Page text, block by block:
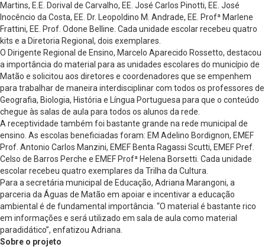
Martins, E.E. Dorival de Carvalho, EE. José Carlos Pinotti, EE. José
Inocêncio da Costa, EE. Dr. Leopoldino M. Andrade, EE. Profª Marlene
Frattini, EE. Prof. Odone Belline. Cada unidade escolar recebeu quatro
kits e a Diretoria Regional, dois exemplares.
O Dirigente Regional de Ensino, Marcelo Aparecido Rossetto, destacou
a importância do material para as unidades escolares do município de
Matão e solicitou aos diretores e coordenadores que se empenhem
para trabalhar de maneira interdisciplinar com todos os professores de
Geografia, Biologia, História e Língua Portuguesa para que o conteúdo
chegue às salas de aula para todos os alunos da rede.
A receptividade também foi bastante grande na rede municipal de
ensino. As escolas beneficiadas foram: EM Adelino Bordignon, EMEF
Prof. Antonio Carlos Manzini, EMEF Benta Ragassi Scutti, EMEF Pref.
Celso de Barros Perche e EMEF Profª Helena Borsetti. Cada unidade
escolar recebeu quatro exemplares da Trilha da Cultura.
Para a secretária municipal de Educação, Adriana Marangoni, a
parceria da Águas de Matão em apoiar e incentivar a educação
ambiental é de fundamental importância. “O material é bastante rico
em informações e será utilizado em sala de aula como material
paradidático”, enfatizou Adriana.
Sobre o projeto